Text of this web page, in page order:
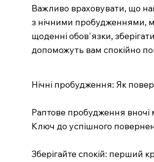
Важливо враховувати, що
з нічними пробудженнями,
щоденні обов'язки,
допоможуть вам спокійно
Нічні пробудження: Як
Раптове пробудження
Ключ до успішного
Зберігайте спокій: перший